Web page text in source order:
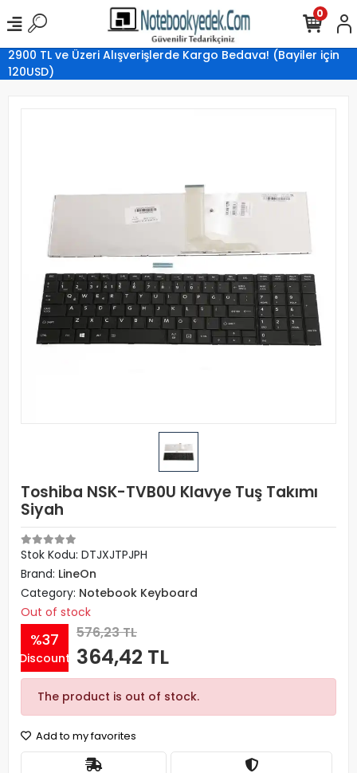
2900 TL ve Üzeri Alışverişlerde Kargo Bedava! (Bayiler için
120USD)
0
Toshiba NSK-TVB0U Klavye Tuş Takımı
Siyah
Stok Kodu: DTJXJTPJPH
Brand: LineOn
Category: Notebook Keyboard
Out of stock
%37
Discount
576,23 TL
364,42 TL
The product is out of stock.
Add to my favorites